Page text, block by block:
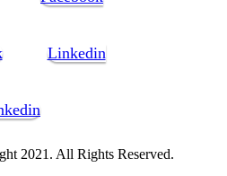
Linkedin
2021. All Rights Reserved.